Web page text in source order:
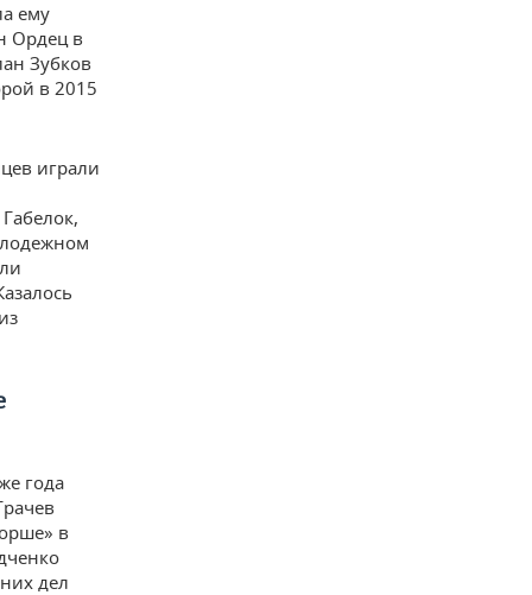
ему
Ордец в
Зубков
в 2015
играли
года
в
дел